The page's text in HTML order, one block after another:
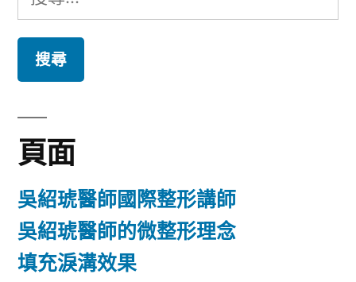
尋
鍵
字:
頁面
吳紹琥醫師國際整形講師
吳紹琥醫師的微整形理念
填充淚溝效果